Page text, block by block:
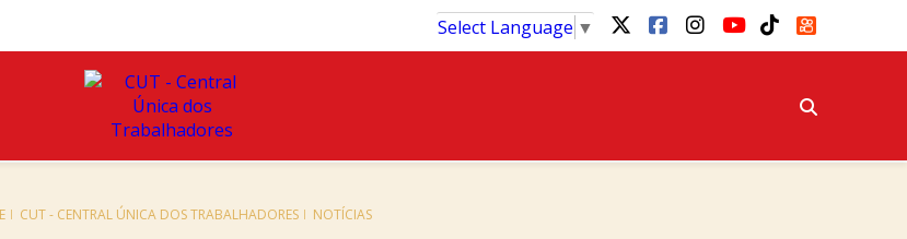
Select Language ▼
CUT - CENTRAL ÚNICA DOS TRABALHADORES NOTÍCIAS